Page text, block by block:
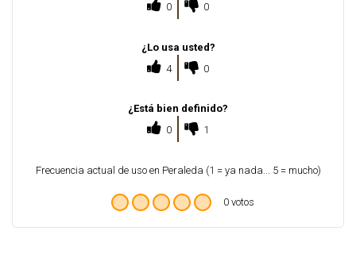
0
0
¿Lo usa usted?
4
0
¿Está bien definido?
0
1
Frecuencia actual de uso en Peraleda (1 = ya nada... 5 = mucho)
0 votos